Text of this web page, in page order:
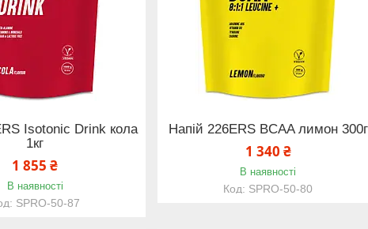
Isotonic Drink кола
1кг
1 855 ₴
В наявності
SPRO-50-87
Напій 226ERS BCAA лимон 300г
1 340 ₴
В наявності
SPRO-50-80